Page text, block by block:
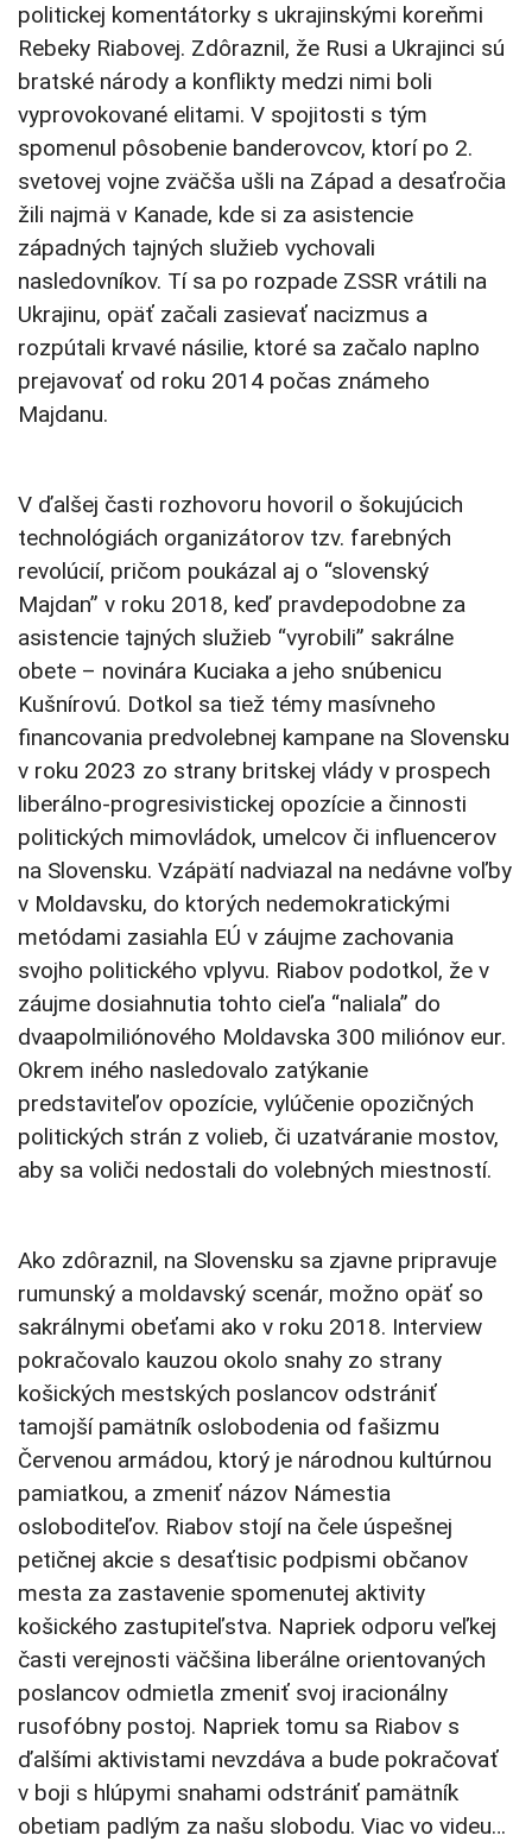
politickej komentátorky s ukrajinskými koreňmi
Rebeky Riabovej. Zdôraznil, že Rusi a Ukrajinci sú
bratské národy a konflikty medzi nimi boli
vyprovokované elitami. V spojitosti s tým
spomenul pôsobenie banderovcov, ktorí po 2.
svetovej vojne zväčša ušli na Západ a desaťročia
žili najmä v Kanade, kde si za asistencie
západných tajných služieb vychovali
nasledovníkov. Tí sa po rozpade ZSSR vrátili na
Ukrajinu, opäť začali zasievať nacizmus a
rozpútali krvavé násilie, ktoré sa začalo naplno
prejavovať od roku 2014 počas známeho
Majdanu.
V ďalšej časti rozhovoru hovoril o šokujúcich
technológiách organizátorov tzv. farebných
revolúcií, pričom poukázal aj o “slovenský
Majdan” v roku 2018, keď pravdepodobne za
asistencie tajných služieb “vyrobili” sakrálne
obete – novinára Kuciaka a jeho snúbenicu
Kušnírovú. Dotkol sa tiež témy masívneho
financovania predvolebnej kampane na Slovensku
v roku 2023 zo strany britskej vlády v prospech
liberálno-progresivistickej opozície a činnosti
politických mimovládok, umelcov či influencerov
na Slovensku. Vzápätí nadviazal na nedávne voľby
v Moldavsku, do ktorých nedemokratickými
metódami zasiahla EÚ v záujme zachovania
svojho politického vplyvu. Riabov podotkol, že v
záujme dosiahnutia tohto cieľa “naliala” do
dvaapolmiliónového Moldavska 300 miliónov eur.
Okrem iného nasledovalo zatýkanie
predstaviteľov opozície, vylúčenie opozičných
politických strán z volieb, či uzatváranie mostov,
aby sa voliči nedostali do volebných miestností.
Ako zdôraznil, na Slovensku sa zjavne pripravuje
rumunský a moldavský scenár, možno opäť so
sakrálnymi obeťami ako v roku 2018. Interview
pokračovalo kauzou okolo snahy zo strany
košických mestských poslancov odstrániť
tamojší pamätník oslobodenia od fašizmu
Červenou armádou, ktorý je národnou kultúrnou
pamiatkou, a zmeniť názov Námestia
osloboditeľov. Riabov stojí na čele úspešnej
petičnej akcie s desaťtisic podpismi občanov
mesta za zastavenie spomenutej aktivity
košického zastupiteľstva. Napriek odporu veľkej
časti verejnosti väčšina liberálne orientovaných
poslancov odmietla zmeniť svoj iracionálny
rusofóbny postoj. Napriek tomu sa Riabov s
ďalšími aktivistami nevzdáva a bude pokračovať
v boji s hlúpymi snahami odstrániť pamätník
obetiam padlým za našu slobodu. Viac vo videu…